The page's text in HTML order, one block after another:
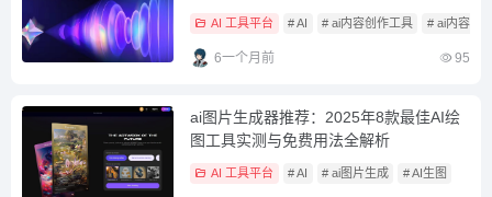
AI 工具平台 # AI # ai内容创作工具 # ai内容生
6一个月前 95
ai图片生成器推荐：2025年8款最佳AI绘
图工具实测与免费用法全解析
AI 工具平台 # AI # ai图片生成 # AI生图